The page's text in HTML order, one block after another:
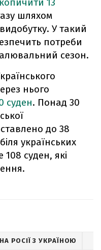
шляхом
У такий
потреби
сезон.
нього
суден. Понад 30
до 38
українських
суден, які
РОСІЇ З УКРАЇНОЮ